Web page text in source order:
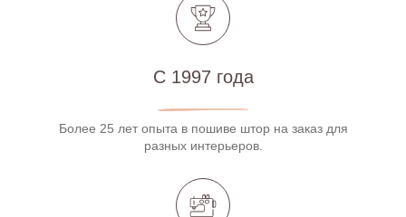
С 1997 года
Более 25 лет опыта в пошиве штор на заказ для
разных интерьеров.